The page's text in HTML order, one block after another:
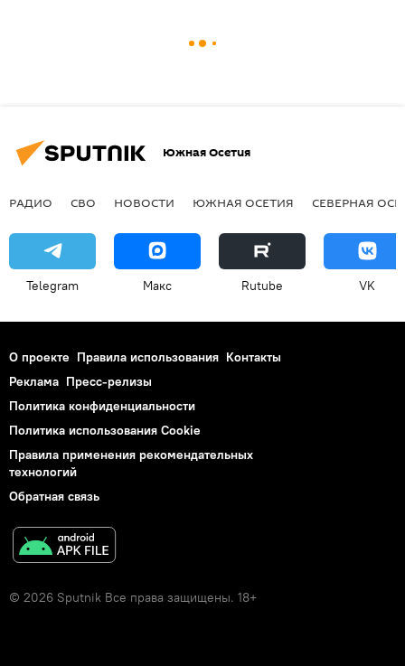
Южная Осетия
РАДИО СВО НОВОСТИ ЮЖНАЯ ОСЕТИЯ СЕВЕРНАЯ
Telegram Макс Rutube VK
О проекте Правила использования Контакты
Реклама Пресс-релизы
Политика конфиденциальности
Политика использования Cookie
Правила применения рекомендательных
технологий
Обратная связь
© 2026 Sputnik Все права защищены. 18+